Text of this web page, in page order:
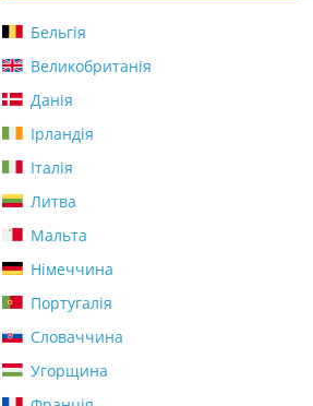
Бельгія
Великобританія
Данія
Ірландія
Італія
Литва
Мальта
Німеччина
Португалія
Словаччина
Угорщина